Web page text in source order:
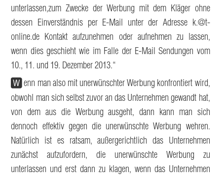
unterlassen,zum Zwecke der Werbung mit dem Kläger ohne
dessen Einverständnis per E-Mail unter der Adresse k.@t-
online.de Kontakt aufzunehmen oder aufnehmen zu lassen,
wenn dies geschieht wie im Falle der E-Mail Sendungen vom
10., 11. und 19. Dezember 2013.“
Wenn man also mit unerwünschter Werbung konfrontiert wird,
obwohl man sich selbst zuvor an das Unternehmen gewandt hat,
von dem aus die Werbung ausgeht, dann kann man sich
dennoch effektiv gegen die unerwünschte Werbung wehren.
Natürlich ist es ratsam, außergerichtlich das Unternehmen
zunächst aufzufordern, die unerwünschte Werbung zu
unterlassen und erst dann zu klagen, wenn das Unternehmen